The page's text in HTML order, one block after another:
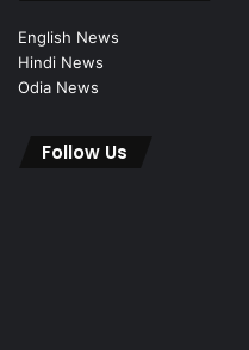
English News
Hindi News
Odia News
Follow Us